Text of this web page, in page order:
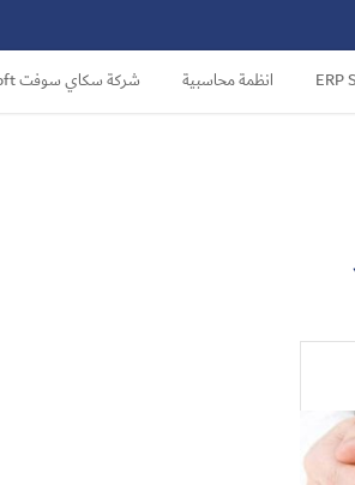
انظمة محاسبية شركة سكاي سوفت Skysoft